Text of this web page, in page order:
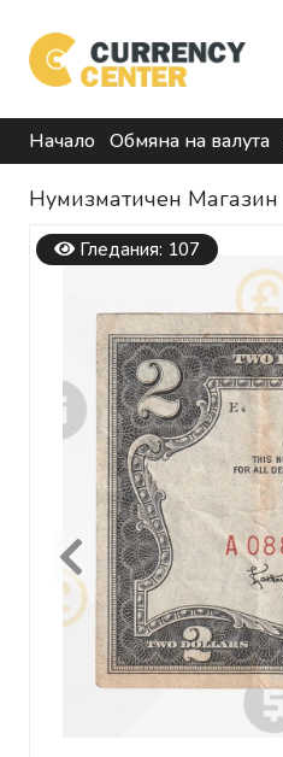
Начало Обмяна на валута
Нумизматичен Магазин
Гледания: 107
Previous